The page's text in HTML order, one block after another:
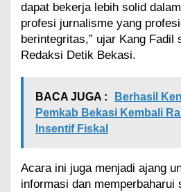
dapat bekerja lebih solid
profesi jurnalisme yang
berintegritas,” ujar Kang Fadil
Redaksi Detik Bekasi.
BACA JUGA :
Berhasil
Pemkab Bekasi Kembali
Insentif Fiskal
Acara ini juga menjadi ajang
informasi dan memperbaharui